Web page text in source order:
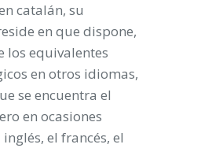
catalán, su
en que dispone,
los equivalentes
en otros idiomas,
se encuentra el
en ocasiones
el francés, el